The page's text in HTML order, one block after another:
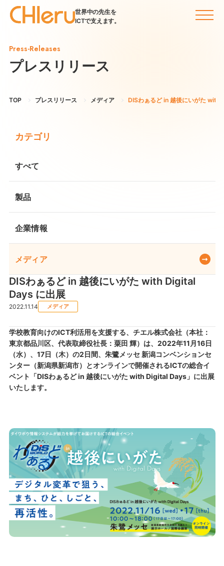
世界中の先生を
ICTで支えます。
Press-Releases
プレスリリース
TOP プレスリリース メディア DISわぁるど in 越後にいがた with
カテゴリ
すべて
製品
企業情報
メディア
DISわぁるど in 越後にいがた with Digital
Days​ に出展
2022.11.14 メディア
学校教育向けのICT利活用を支援する、チエル株式会社（本社：
東京都品川区、代表取締役社長：粟田 輝）は、2022年11月16日
（水）、17日（木）の2日間、朱鷺メッセ 新潟コンベンションセ
ンター（新潟県新潟市）とオンラインで開催されるICTの総合イ
ベント「DISわぁるど in 越後にいがた with Digital Days」に出展
いたします。